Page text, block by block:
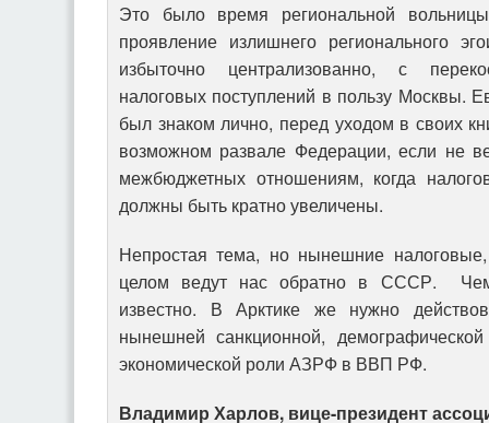
Это было время региональной
проявление излишнего регионального
избыточно централизованно, с
налоговых поступлений в пользу Москвы.
был знаком лично, перед уходом в своих
возможном развале Федерации, если не
межбюджетных отношениям, когда
должны быть кратно увеличены.
Непростая тема, но нынешние
целом ведут нас обратно в СССР.
известно. В Арктике же нужно
нынешней санкционной,
экономической роли АЗРФ в ВВП РФ.
Владимир Харлов, вице-президент